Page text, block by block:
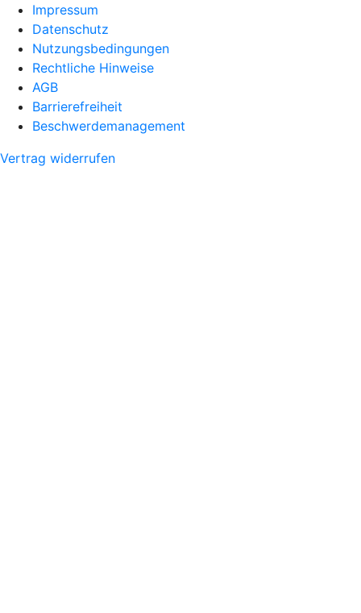
Impressum
Datenschutz
Nutzungsbedingungen
Rechtliche Hinweise
AGB
Barrierefreiheit
Beschwerdemanagement
Vertrag widerrufen